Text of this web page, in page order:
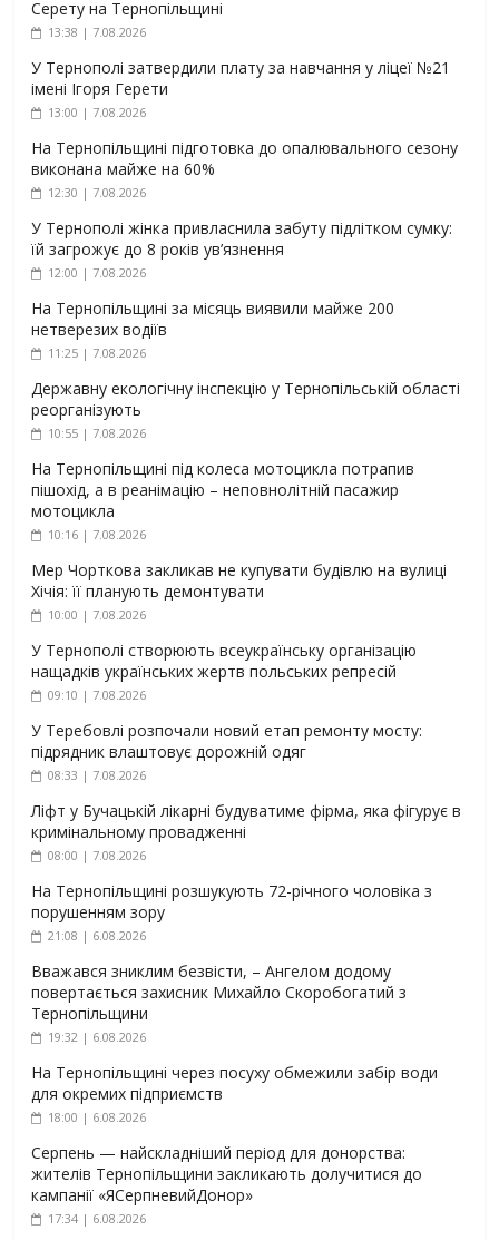
Серету на Тернопільщині
13:38 | 7.08.2026
У Тернополі затвердили плату за навчання у ліцеї №21
імені Ігоря Герети
13:00 | 7.08.2026
На Тернопільщині підготовка до опалювального сезону
виконана майже на 60%
12:30 | 7.08.2026
У Тернополі жінка привласнила забуту підлітком сумку:
їй загрожує до 8 років ув’язнення
12:00 | 7.08.2026
На Тернопільщині за місяць виявили майже 200
нетверезих водіїв
11:25 | 7.08.2026
Державну екологічну інспекцію у Тернопільській області
реорганізують
10:55 | 7.08.2026
На Тернопільщині під колеса мотоцикла потрапив
пішохід, а в реанімацію – неповнолітній пасажир
мотоцикла
10:16 | 7.08.2026
Мер Чорткова закликав не купувати будівлю на вулиці
Хічія: її планують демонтувати
10:00 | 7.08.2026
У Тернополі створюють всеукраїнську організацію
нащадків українських жертв польських репресій
09:10 | 7.08.2026
У Теребовлі розпочали новий етап ремонту мосту:
підрядник влаштовує дорожній одяг
08:33 | 7.08.2026
Ліфт у Бучацькій лікарні будуватиме фірма, яка фігурує в
кримінальному провадженні
08:00 | 7.08.2026
На Тернопільщині розшукують 72-річного чоловіка з
порушенням зору
21:08 | 6.08.2026
Вважався зниклим безвісти, – Ангелом додому
повертається захисник Михайло Скоробогатий з
Тернопільщини
19:32 | 6.08.2026
На Тернопільщині через посуху обмежили забір води
для окремих підприємств
18:00 | 6.08.2026
Серпень — найскладніший період для донорства:
жителів Тернопільщини закликають долучитися до
кампанії «ЯСерпневийДонор»
17:34 | 6.08.2026